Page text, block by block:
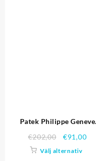
Patek Philippe Geneve
Replica klockor 4630
€202,00 €91,00
Välj alternativ